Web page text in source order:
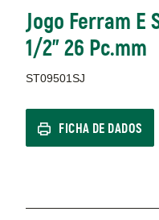
Jogo Ferram E
1/2" 26 Pc.mm
ST09501SJ
FICHA DE DADOS